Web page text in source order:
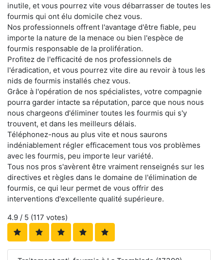
inutile, et vous pourrez vite vous débarrasser de toutes les
fourmis qui ont élu domicile chez vous.
Nos professionnels offrent l'avantage d'être fiable, peu
importe la nature de la menace ou bien l'espèce de
fourmis responsable de la prolifération.
Profitez de l'efficacité de nos professionnels de
l'éradication, et vous pourrez vite dire au revoir à tous les
nids de fourmis installés chez vous.
Grâce à l'opération de nos spécialistes, votre compagnie
pourra garder intacte sa réputation, parce que nous nous
nous chargeons d'éliminer toutes les fourmis qui s'y
trouvent, et dans les meilleurs délais.
Téléphonez-nous au plus vite et nous saurons
indéniablement régler efficacement tous vos problèmes
avec les fourmis, peu importe leur variété.
Tous nos pros s'avèrent être vraiment renseignés sur les
directives et règles dans le domaine de l'élimination de
fourmis, ce qui leur permet de vous offrir des
interventions d'excellente qualité supérieure.
4.9 / 5 (117 votes)